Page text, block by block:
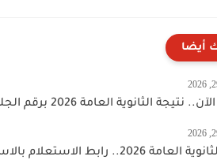
أيضا
الثانوية العامة 2026 برقم الجلوس والاسم عبر...
رابط الاستعلام بالاسم ورقم الجلوس وخطوات...